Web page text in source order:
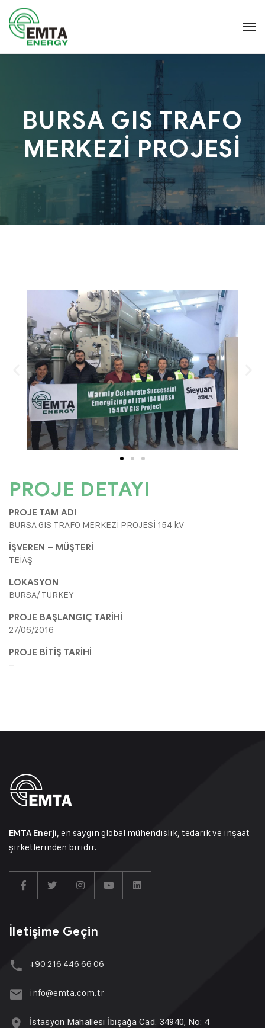
BURSA GIS TRAFO
MERKEZİ PROJESİ
PROJE DETAYI
PROJE TAM ADI
BURSA GIS TRAFO MERKEZİ PROJESİ 154 kV
İŞVEREN – MÜŞTERİ
TEİAŞ
LOKASYON
BURSA/ TURKEY
PROJE BAŞLANGIÇ TARİHİ
27/06/2016
PROJE BİTİŞ TARİHİ
–
EMTA Enerji, en saygın global mühendislik, tedarik ve inşaat
şirketlerinden biridir.
İletişime Geçin
+90 216 446 66 06
info@emta.com.tr
İstasyon Mahallesi İbişağa Cad. 34940, No: 4